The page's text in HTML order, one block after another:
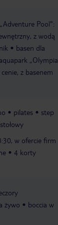
Pool":
z wodą
basen dla
„Olympia
z basenem
pilates
step
w ofercie firm
4 korty
żywo
boccia w